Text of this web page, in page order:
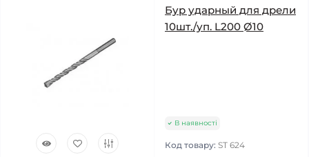
Бур ударный для дрели
10шт./уп. L200 Ø10
В наявності
Код товару: ST 624